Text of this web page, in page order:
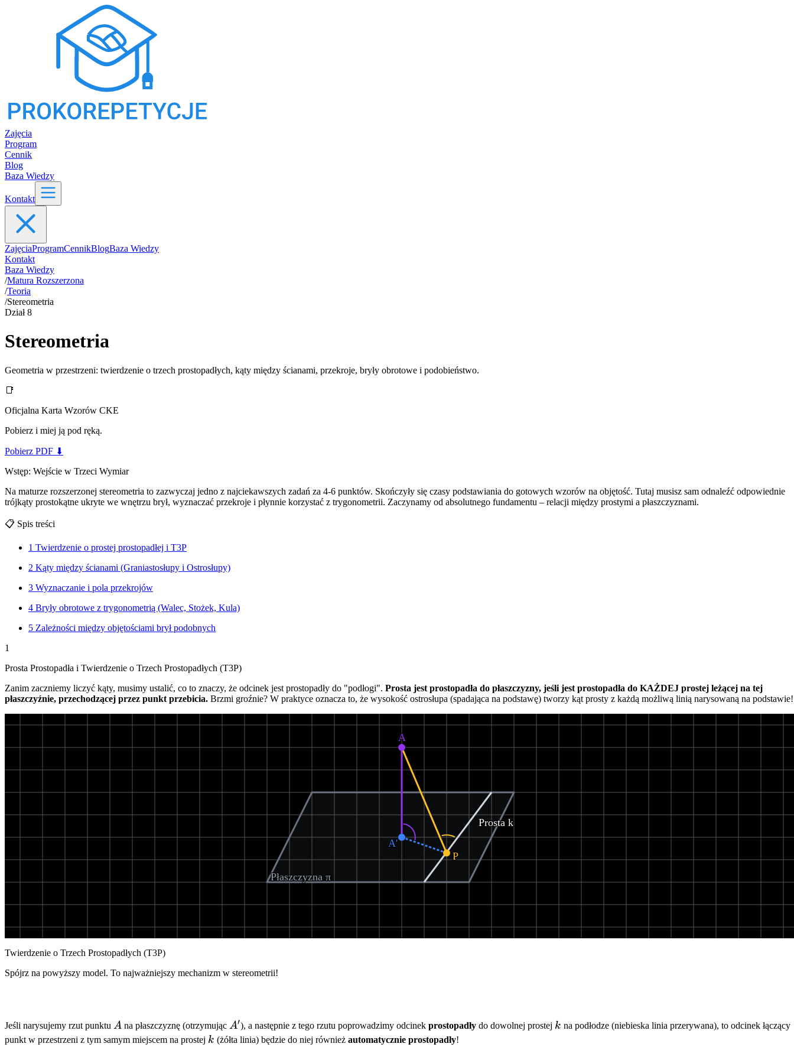
Zajęcia
Program
Cennik
Blog
Baza Wiedzy
Kontakt
ZajęciaProgramCennikBlogBaza Wiedzy
Kontakt
Baza Wiedzy
/Matura Rozszerzona
/Teoria
/Stereometria
Dział8
Stereometria
Geometria w przestrzeni: twierdzenie o trzech prostopadłych, kąty między ścianami, przekroje, bryły obrotowe i podobieństwo.
📑
Oficjalna Karta Wzorów CKE
Pobierz i miej ją pod ręką.
Pobierz PDF ⬇
Wstęp: Wejście w Trzeci Wymiar
Na maturze rozszerzonej stereometria to zazwyczaj jedno z najciekawszych zadań za 4-6 punktów. Skończyły się czasy podstawiania do gotowych wzorów na objętość. Tutaj musisz sam odnaleźć odpowiednie
trójkąty prostokątne ukryte we wnętrzu brył, wyznaczać przekroje i płynnie korzystać z trygonometrii. Zaczynamy od absolutnego fundamentu – relacji między prostymi a płaszczyznami.
📋 Spis treści
1 Twierdzenie o prostej prostopadłej i T3P
2 Kąty między ścianami (Graniastosłupy i Ostrosłupy)
3 Wyznaczanie i pola przekrojów
4 Bryły obrotowe z trygonometrią (Walec, Stożek, Kula)
5 Zależności między objętościami brył podobnych
1
Prosta Prostopadła i Twierdzenie o Trzech Prostopadłych (T3P)
Zanim zaczniemy liczyć kąty, musimy ustalić, co to znaczy, że odcinek jest prostopadły do "podłogi". Prosta jest prostopadła do płaszczyzny, jeśli jest prostopadła do KAŻDEJ prostej leżącej na tej
płaszczyźnie, przechodzącej przez punkt przebicia. Brzmi groźnie? W praktyce oznacza to, że wysokość ostrosłupa (spadająca na podstawę) tworzy kąt prosty z każdą możliwą linią narysowaną na podstawie!
A
A'
P
Prosta k
Płaszczyzna π
Twierdzenie o Trzech Prostopadłych (T3P)
Spójrz na powyższy model. To najważniejszy mechanizm w stereometrii!
Jeśli narysujemy rzut punktu A
A na płaszczyznę (otrzymując A'
A′), a następnie z tego rzutu poprowadzimy odcinek prostopadły do dowolnej prostej k
k na podłodze (niebieska linia przerywana), to odcinek łączący
punkt w przestrzeni z tym samym miejscem na prostej k
k (żółta linia) będzie do niej również automatycznie prostopadły!